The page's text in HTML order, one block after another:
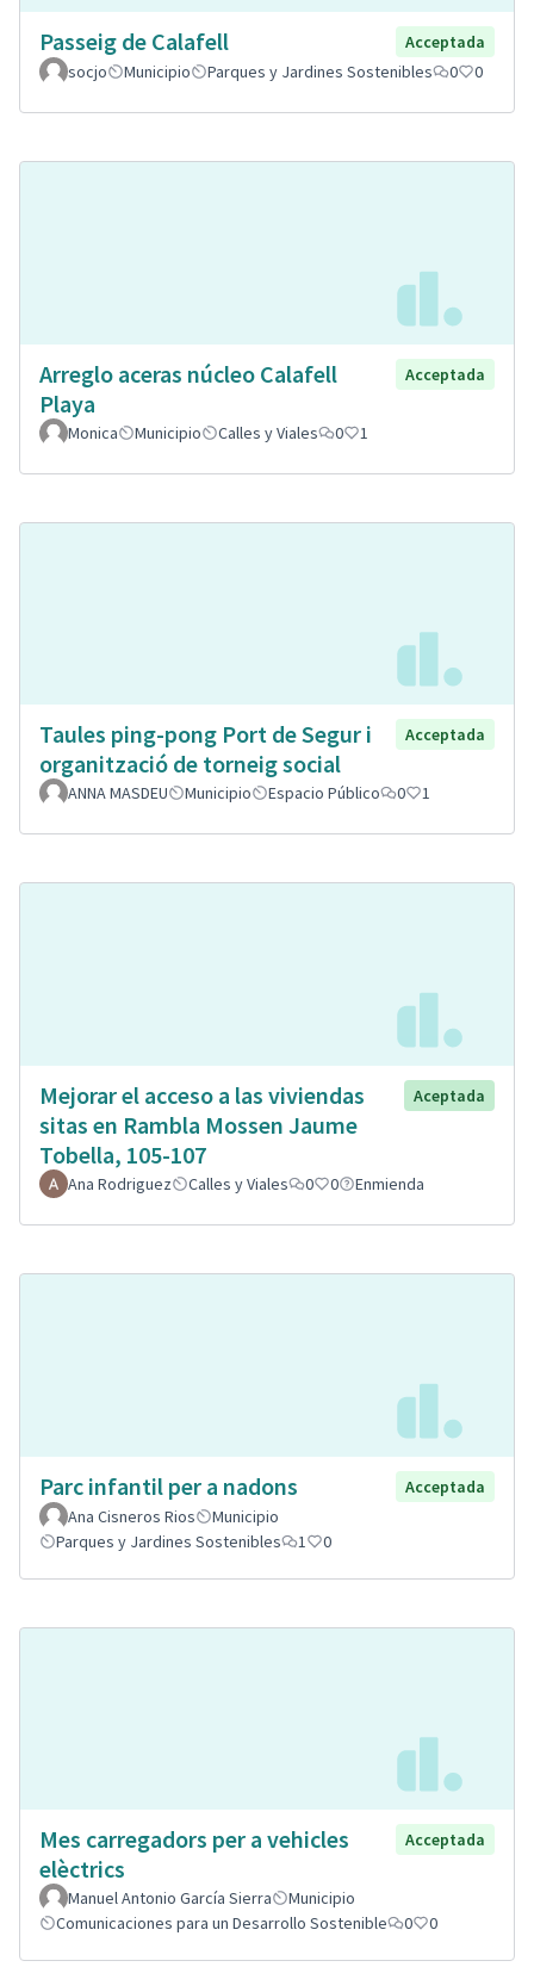
Passeig de Calafell
Acceptada
socjo
Municipio Parques y Jardines Sostenibles 0 0
Arreglo aceras núcleo Calafell
Playa
Acceptada
Monica Municipio Calles y Viales 0 1
Taules ping-pong Port de Segur i
organització de torneig social
Acceptada
ANNA MASDEU Municipio Espacio Público 0 1
Mejorar el acceso a las viviendas
sitas en Rambla Mossen Jaume
Tobella, 105-107
Aceptada
Ana Rodriguez Calles y Viales 0 0 Enmienda
Parc infantil per a nadons
Acceptada
Ana Cisneros Rios
Municipio
Parques y Jardines Sostenibles
1 0
Mes carregadors per a vehicles
elèctrics
Acceptada
Manuel Antonio García Sierra
Municipio
Comunicaciones para un Desarrollo Sostenible
0 0